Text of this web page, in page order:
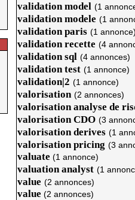
validation model (1
validation modele (1
validation paris (1
validation recette (4
validation sql (4 annonces)
validation test (1 annonce)
validation|2 (1 annonce)
valorisation (2 annonces)
valorisation analyse de
valorisation CDO (3
valorisation derives (1
valorisation pricing (3
valuate (1 annonce)
valuation analyst (1
value (2 annonces)
value (2 annonces)